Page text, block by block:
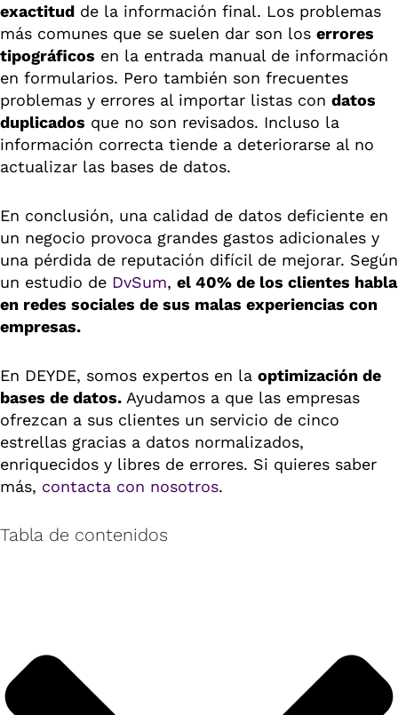
exactitud de la información final. Los problemas
más comunes que se suelen dar son los errores
tipográficos en la entrada manual de información
en formularios. Pero también son frecuentes
problemas y errores al importar listas con datos
duplicados que no son revisados. Incluso la
información correcta tiende a deteriorarse al no
actualizar las bases de datos.
En conclusión, una calidad de datos deficiente en
un negocio provoca grandes gastos adicionales y
una pérdida de reputación difícil de mejorar. Según
un estudio de DvSum, el 40% de los clientes habla
en redes sociales de sus malas experiencias con
empresas.
En DEYDE, somos expertos en la optimización de
bases de datos. Ayudamos a que las empresas
ofrezcan a sus clientes un servicio de cinco
estrellas gracias a datos normalizados,
enriquecidos y libres de errores. Si quieres saber
más, contacta con nosotros.
Tabla de contenidos